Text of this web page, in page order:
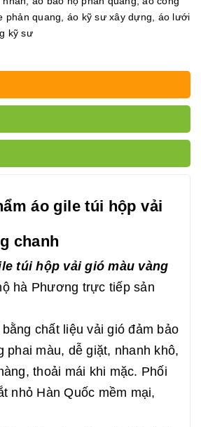
phản quang áo kỹ sư xây dựng
áo lưới
kỹ sư
áo gile túi hộp vải
chanh
túi hộp vải gió màu vàng
hà Phương trực tiếp sản
chất liệu vải gió đảm bảo
phai màu, dễ giặt, nhanh khô,
thoải mái khi mặc. Phối
nhỏ Hàn Quốc mềm mại,